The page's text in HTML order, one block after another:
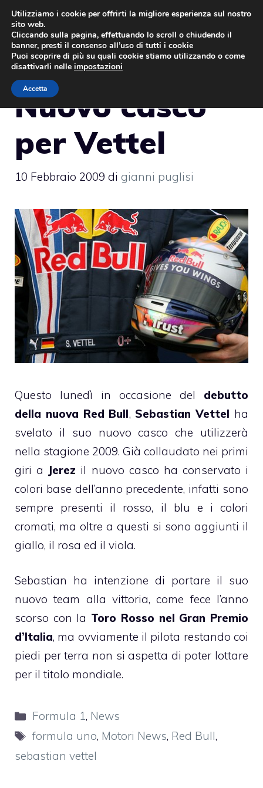
Vai
contenuto
Nuovo casco
per Vettel
10 Febbraio 2009 di gianni puglisi
Questo lunedì in occasione del debutto
della nuova Red Bull,Sebastian Vettel ha
svelato il suo nuovo casco che utilizzerà
nella stagione 2009. Già collaudato nei primi
giri a Jerez il nuovo casco ha conservato i
colori base dell’anno precedente, infatti sono
sempre presenti il rosso, il blu e i colori
cromati, ma oltre a questi si sono aggiunti il
giallo, il rosa ed il viola.
Sebastian ha intenzione di portare il suo
nuovo team alla vittoria, come fece l’anno
scorso con la Toro Rosso nel Gran Premio
d’Italia, ma ovviamente il pilota restando coi
piedi per terra non si aspetta di poter lottare
per il titolo mondiale.
Categorie
Formula 1, News
Tag
formula uno, Motori News, Red Bull,
sebastian vettel
Utilizziamo i cookie per offrirti la migliore esperienza sul nostro
sito web.
Cliccando sulla pagina, effettuando lo scroll o chiudendo il
banner, presti il consenso all’uso di tutti i cookie
Puoi scoprire di più su quali cookie stiamo utilizzando o come
disattivarli nelle impostazioni
Accetta